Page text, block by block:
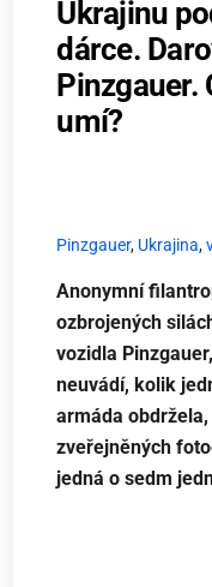
Ukrajinu
dárce.
Pinzgauer.
umí?
Pinzgauer, Ukrajina,
Anonymní
ozbrojených
vozidla
neuvádí, kolik
armáda
zveřejněných
jedná o sedm